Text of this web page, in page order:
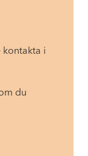
i
du